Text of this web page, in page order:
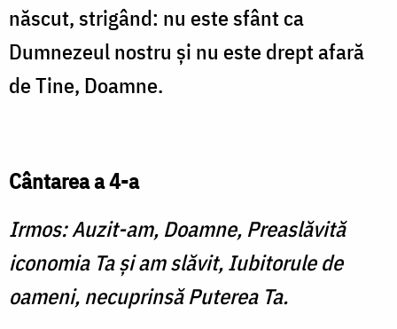
născut, strigând: nu este sfânt ca
Dumnezeul nostru şi nu este drept afară
de Tine, Doamne.
Cântarea a 4-a
Irmos: Auzit-am, Doamne, Preaslăvită
iconomia Ta şi am slăvit, Iubitorule de
oameni, necuprinsă Puterea Ta.